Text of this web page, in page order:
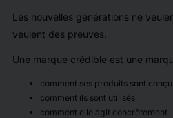
Les nouvelles générations ne
veulent des preuves.
Une marque crédible est une
comment ses produits sont
comment ils sont utilisés
comment elle agit concrètement